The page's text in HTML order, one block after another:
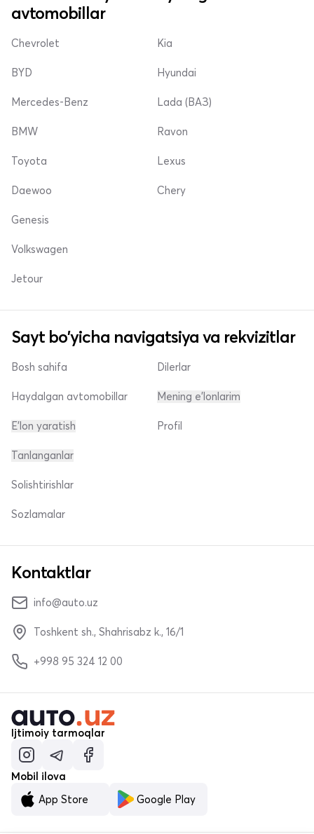
avtomobillar
Chevrolet
BYD
Mercedes-Benz
Kia
Hyundai
Lada (ВАЗ)
BMW
Toyota
Daewoo
Ravon
Lexus
Chery
Genesis
Volkswagen
Jetour
Sayt bo'yicha navigatsiya va rekvizitlar
Bosh sahifa
Haydalgan avtomobillar
E'lon yaratish
Dilerlar
Mening e'lonlarim
Profil
Tanlanganlar
Solishtirishlar
Sozlamalar
Kontaktlar
info@auto.uz
Toshkent sh., Shahrisabz k., 16/1
+998 95 324 12 00
Ijtimoiy tarmoqlar
Mobil ilova
App Store
Google Play